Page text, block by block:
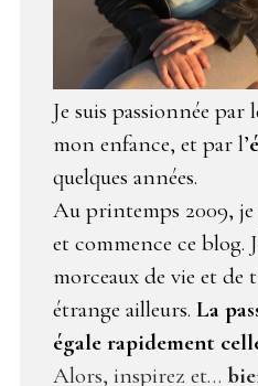
Je suis passionnée par
mon enfance, et par l’
quelques années.
Au printemps 2009,
et commence ce blog.
morceaux de vie et
étrange ailleurs. La
égale rapidement
Alors, inspirez et…